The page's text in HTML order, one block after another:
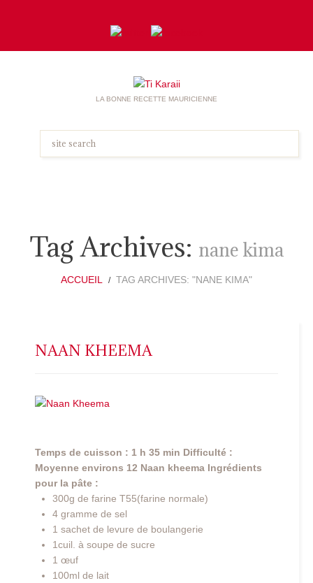
LA BONNE RECETTE MAURICIENNE
Tag Archives: nane kima
ACCUEIL TAG ARCHIVES: "NANE KIMA"
NAAN KHEEMA
Temps de cuisson : 1 h 35 min Difficulté :
Moyenne environs 12 Naan kheema Ingrédients
pour la pâte :
300g de farine T55(farine normale)
4 gramme de sel
1 sachet de levure de boulangerie
1cuil. à soupe de sucre
1 œuf
100ml de lait